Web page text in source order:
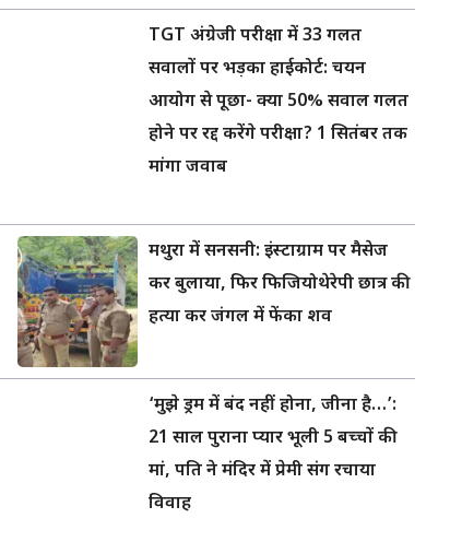
TGT अंग्रेजी परीक्षा में 33 गलत
सवालों पर भड़का हाईकोर्ट: चयन
आयोग से पूछा- क्या 50% सवाल गलत
होने पर रद्द करेंगे परीक्षा? 1 सितंबर तक
मांगा जवाब
मथुरा में सनसनी: इंस्टाग्राम पर मैसेज
कर बुलाया, फिर फिजियोथेरेपी छात्र की
हत्या कर जंगल में फेंका शव
‘मुझे ड्रम में बंद नहीं होना, जीना है…’:
21 साल पुराना प्यार भूली 5 बच्चों की
मां, पति ने मंदिर में प्रेमी संग रचाया
विवाह